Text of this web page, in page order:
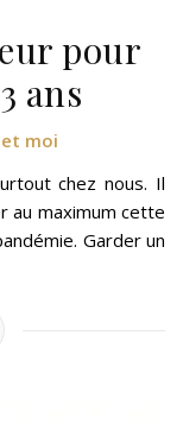
pour
ans
moi
chez nous. Il
au maximum cette
Garder un